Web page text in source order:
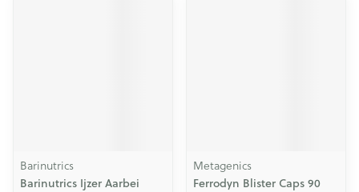
Barinutrics
Barinutrics Ijzer Aarbei
Metagenics
Ferrodyn Blister Caps 90